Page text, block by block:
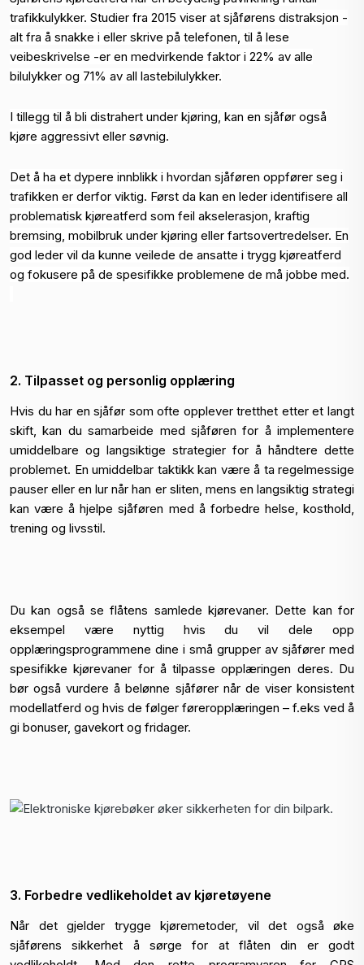
trafikkulykker. Studier fra 2015 viser at sjåførens distraksjon -
alt fra å snakke i eller skrive på telefonen, til å lese
veibeskrivelse -er en medvirkende faktor i 22% av alle
bilulykker og 71% av all lastebilulykker.
I tillegg til å bli distrahert under kjøring, kan en sjåfør også
kjøre aggressivt eller søvnig.
Det å ha et dypere innblikk i hvordan sjåføren oppfører seg i
trafikken er derfor viktig. Først da kan en leder identifisere all
problematisk kjøreatferd som feil akselerasjon, kraftig
bremsing, mobilbruk under kjøring eller fartsovertredelser. En
god leder vil da kunne veilede de ansatte i trygg kjøreatferd
og fokusere på de spesifikke problemene de må jobbe med.
2. Tilpasset og personlig opplæring
Hvis du har en sjåfør som ofte opplever tretthet etter et langt
skift, kan du samarbeide med sjåføren for å implementere
umiddelbare og langsiktige strategier for å håndtere dette
problemet. En umiddelbar taktikk kan være å ta regelmessige
pausereller en lur når han er sliten, mens en langsiktig strategi
kan være å hjelpe sjåføren med å forbedre helse, kosthold,
trening og livsstil.
Du kan også se flåtens samlede kjørevaner. Dette kan for
eksempel være nyttig hvis du vil dele opp
opplæringsprogrammene dine i små grupper av sjåfører med
spesifikke kjørevaner for å tilpasse opplæringen deres. Du
bør også vurdere å belønne sjåfører når de viser konsistent
modellatferd og hvis de følger føreropplæringen – f.eks ved å
gi bonuser, gavekort og fridager.
3. Forbedre vedlikeholdet av kjøretøyene
Når det gjelder trygge kjøremetoder, vil det også øke
sjåførens sikkerhet å sørge for at flåten din er godt